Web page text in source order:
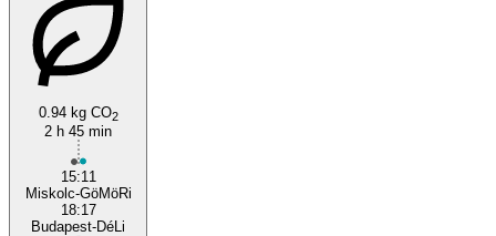
Budapest
0.94 kg CO2
2 h 45 min
15:11
Miskolc-GöMöRi
18:17
Budapest-DéLi